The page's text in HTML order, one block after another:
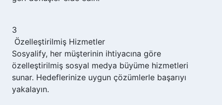
3
Özelleştirilmiş Hizmetler
Sosyalify, her müşterinin ihtiyacına göre
özelleştirilmiş sosyal medya büyüme hizmetleri
sunar. Hedeflerinize uygun çözümlerle başarıyı
yakalayın.